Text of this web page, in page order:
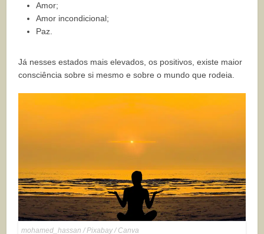
Amor;
Amor incondicional;
Paz.
Já nesses estados mais elevados, os positivos, existe maior
consciência sobre si mesmo e sobre o mundo que rodeia.
mohamed_hassan / Pixabay / Canva